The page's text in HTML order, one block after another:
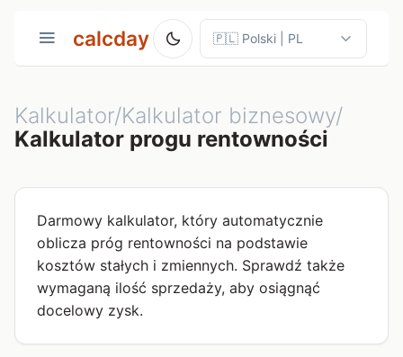
calcday
Kalkulator/Kalkulator biznesowy/
Kalkulator progu rentowności
Darmowy kalkulator, który automatycznie
oblicza próg rentowności na podstawie
kosztów stałych i zmiennych. Sprawdź także
wymaganą ilość sprzedaży, aby osiągnąć
docelowy zysk.